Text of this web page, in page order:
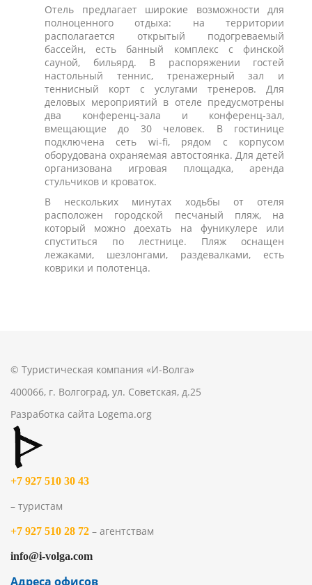
Отель предлагает широкие возможности для
полноценного отдыха: на территории
располагается открытый подогреваемый
бассейн, есть банный комплекс с финской
сауной, бильярд. В распоряжении гостей
настольный теннис, тренажерный зал и
теннисный корт с услугами тренеров. Для
деловых мероприятий в отеле предусмотрены
два конференц-зала и конференц-зал,
вмещающие до 30 человек. В гостинице
подключена сеть wi-fi, рядом с корпусом
оборудована охраняемая автостоянка. Для детей
организована игровая площадка, аренда
стульчиков и кроваток.
В нескольких минутах ходьбы от отеля
расположен городской песчаный пляж, на
который можно доехать на фуникулере или
спуститься по лестнице. Пляж оснащен
лежаками, шезлонгами, раздевалками, есть
коврики и полотенца.
© Туристическая компания «И-Волга»
400066, г. Волгоград, ул. Советская, д.25
Разработка сайта Logema.org
+7 927 510 30 43
– туристам
+7 927 510 28 72 – агентствам
info@i-volga.com
Адреса офисов